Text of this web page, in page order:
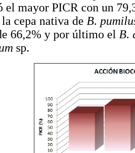
el mayor PICR con un
cepa nativa de B.
66,2% y por último el B.
sp.